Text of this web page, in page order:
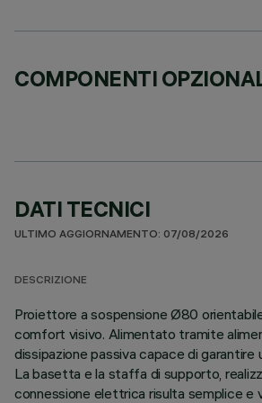
COMPONENTI
DATI TECNICI
ULTIMO AGGIORNAMENTO: 07/08/2026
DESCRIZIONE
Proiettore a sospensione Ø80
comfort visivo. Alimentato tramite
dissipazione passiva capace di
La basetta e la staffa di supporto,
connessione elettrica risulta semplice e